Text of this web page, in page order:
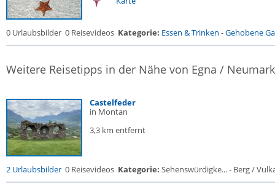
0 Urlaubsbilder 0 Reisevideos Kategorie: Essen & Trinken -Gehobene
Weitere Reisetipps in der Nähe von Egna /
Castelfeder
in Montan
3,3 km entfernt
2 Urlaubsbilder 0 Reisevideos Kategorie: Sehenswürdigke... - Berg /